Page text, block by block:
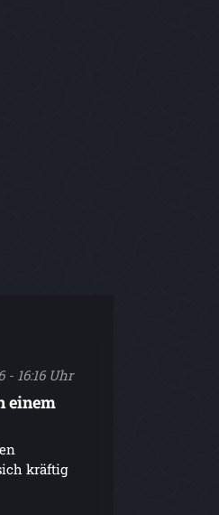
- 16:16 Uhr
einem
kräftig